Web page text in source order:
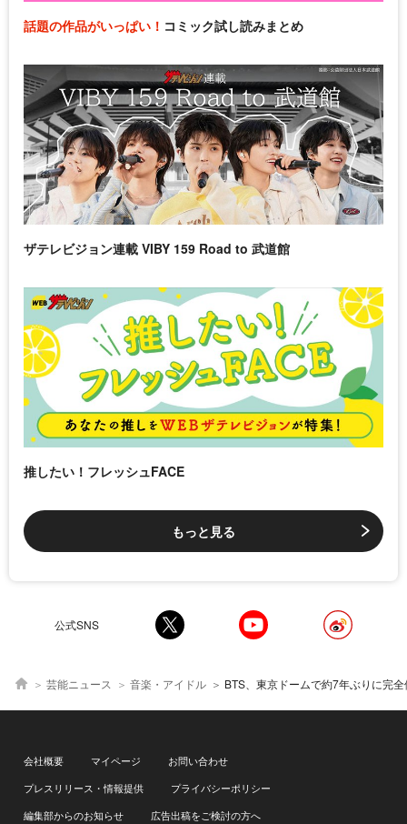
話題の作品がいっぱい！ コミック試し読みまとめ
ザテレビジョン連載 VIBY 159 Road to 武道館
推したい！フレッシュFACE
もっと見る
公式SNS
芸能ニュース 音楽・アイドル BTS、東京ドームで約7年ぶりに完全体での日本公演を開催し11万人を動員 j-hope「
会社概要 マイページ
お問い合わせ
プレスリリース・情報提供
プライバシーポリシー
編集部からのお知らせ
広告出稿をご検討の方へ